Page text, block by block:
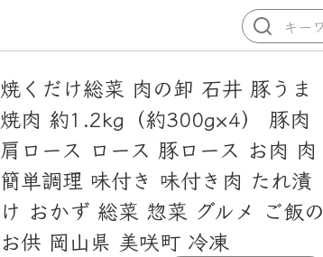
焼くだけ総菜 肉の卸 石井 豚うま
焼肉 約1.2kg（約300g×4） 豚肉
肩ロース ロース 豚ロース お肉 肉
簡単調理 味付き 味付き肉 たれ漬
け おかず 総菜 惣菜 グルメ ご飯の
お供 岡山県 美咲町 冷凍